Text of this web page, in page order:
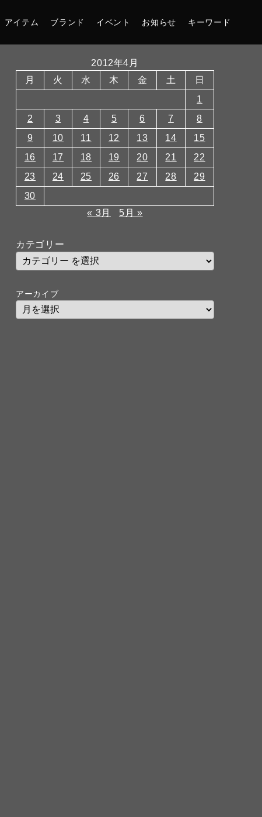
アイテム ブランド イベント お知らせ キーワード
2012年4月
月
火 水 木 金 土
日
1
2
3 4 5 6 7
8
9
10 11 12 13 14
15
16
17 18 19 20 21
22
23
24 25 26 27 28
29
30
« 3月
5月 »
カテゴリー
アーカイブ